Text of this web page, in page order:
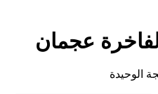
عجمان
الوحيدة